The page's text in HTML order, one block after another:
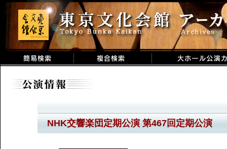
NHK交響楽団定期公演 第467回定期公演